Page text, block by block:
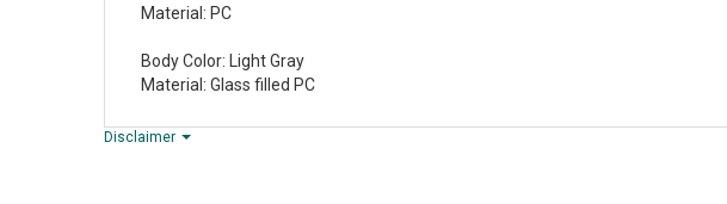
Material: PC
Body Color: Light Gray
Material: Glass filled PC
Disclaimer